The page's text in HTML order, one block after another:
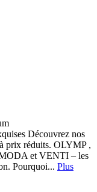
Découvrez nos
prix réduits. OLYMP ,
et VENTI – les
Pourquoi... Plus